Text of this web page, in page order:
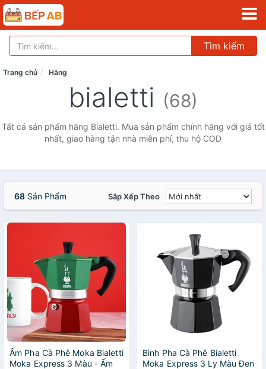
Tìm kiếm
Trang chủ Hãng
bialetti (68)
Tất cả sản phẩm hãng Bialetti. Mua sản phẩm chính hãng với giá tốt
nhất, giao hàng tận nhà miễn phí, thu hộ COD
68 Sản Phẩm Sắp Xếp Theo
Ấm Pha Cà Phê Moka Bialetti
Moka Express 3 Màu - Ấm
Bình Pha Cà Phê Bialetti
Moka Express 3 Ly Màu Đen